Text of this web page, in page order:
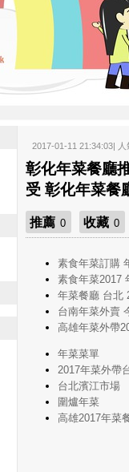
2017-01-11 21:34:03| 人
彰化年菜餐廳
受 彰化年菜餐
推薦 0 收藏 0
素食年菜訂購
素食年菜2017
年菜餐廳 台北
台南年菜外賣
高雄年菜外帶
年菜菜單
2017年菜外帶
台北濱江市場
圍爐年菜
高雄2017年菜